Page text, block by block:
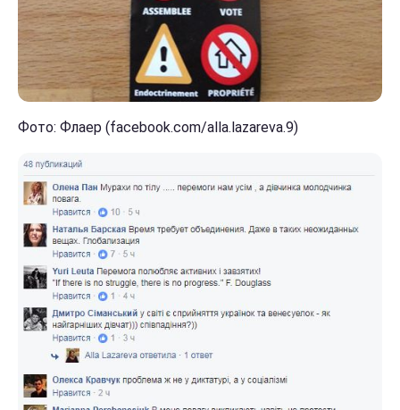
Фото: Флаер (facebook.com/alla.lazareva.9)